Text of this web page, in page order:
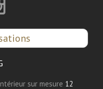
sur mesure 12